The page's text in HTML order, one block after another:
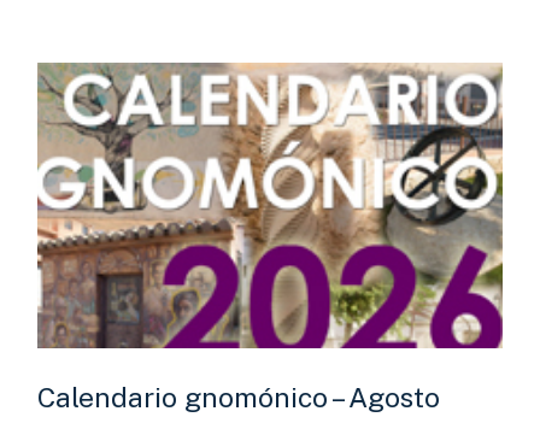
Calendario gnomónico – Agosto